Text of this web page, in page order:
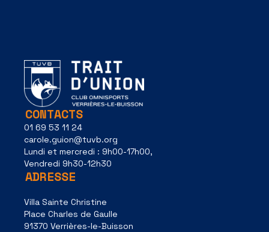
CONTACTS
01 69 53 11 24
carole.guion@tuvb.org
Lundi et mercredi : 9h00-17h00,
Vendredi 9h30-12h30
ADRESSE
Villa Sainte Christine
Place Charles de Gaulle
91370 Verrières-le-Buisson